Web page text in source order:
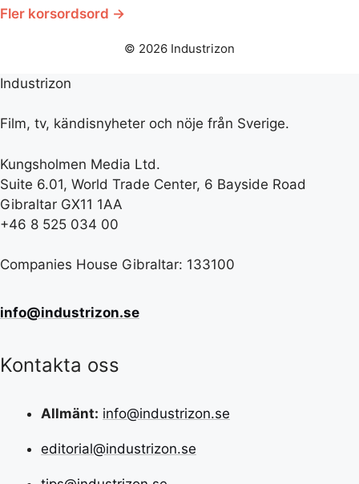
Fler korsordsord →
© 2026 Industrizon
Industrizon
Film, tv, kändisnyheter och nöje från Sverige.
Kungsholmen Media Ltd.
Suite 6.01, World Trade Center, 6 Bayside Road
Gibraltar GX11 1AA
+46 8 525 034 00
Companies House Gibraltar: 133100
info@industrizon.se
Kontakta oss
Allmänt: info@industrizon.se
editorial@industrizon.se